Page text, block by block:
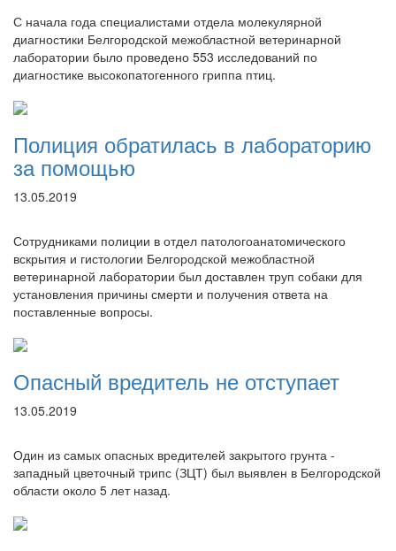
С начала года специалистами отдела молекулярной
диагностики Белгородской межобластной ветеринарной
лаборатории было проведено 553 исследований по
диагностике высокопатогенного гриппа птиц.
Полиция обратилась в лабораторию
за помощью
13.05.2019
Сотрудниками полиции в отдел патологоанатомического
вскрытия и гистологии Белгородской межобластной
ветеринарной лаборатории был доставлен труп собаки для
установления причины смерти и получения ответа на
поставленные вопросы.
Опасный вредитель не отступает
13.05.2019
Один из самых опасных вредителей закрытого грунта -
западный цветочный трипс (ЗЦТ) был выявлен в Белгородской
области около 5 лет назад.